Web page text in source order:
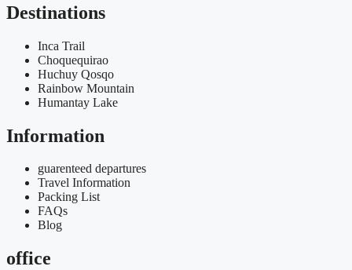
Destinations
Inca Trail
Choquequirao
Huchuy Qosqo
Rainbow Mountain
Humantay Lake
Information
guarenteed departures
Travel Information
Packing List
FAQs
Blog
office